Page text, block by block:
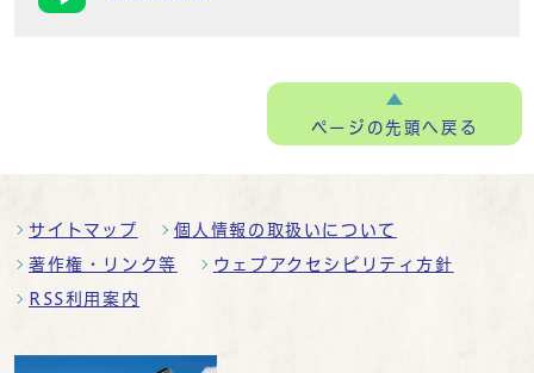
ページの先頭へ戻る
サイトマップ 個人情報の取扱いについて
著作権・リンク等 ウェブアクセシビリティ方針
RSS利用案内